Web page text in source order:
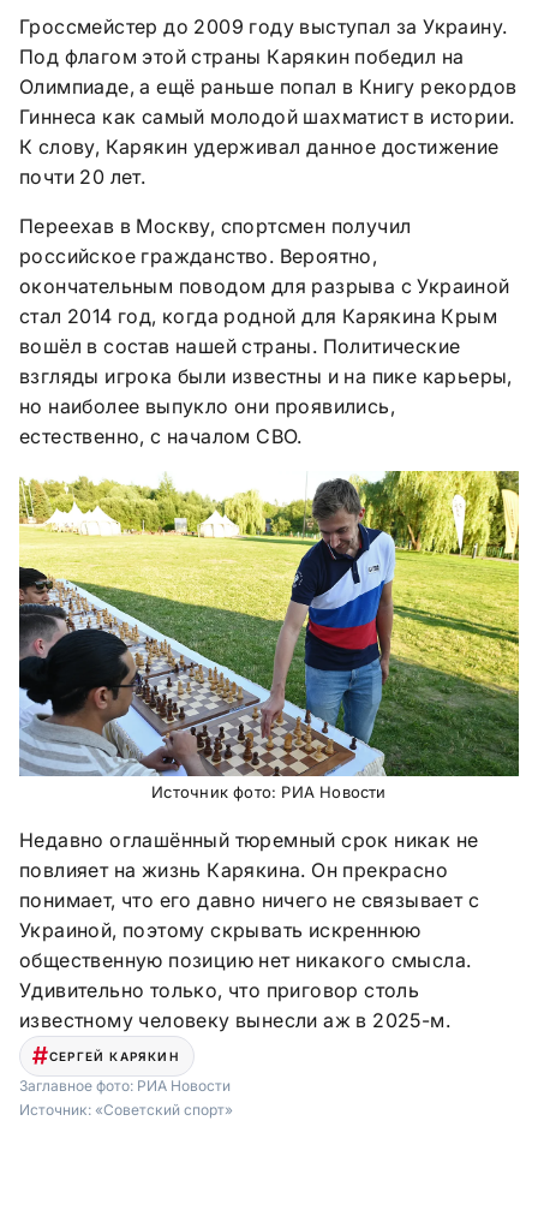
Гроссмейстер до 2009 году выступал за Украину.
Под флагом этой страны Карякин победил на
Олимпиаде, а ещё раньше попал в Книгу рекордов
Гиннеса как самый молодой шахматист в истории.
К слову, Карякин удерживал данное достижение
почти 20 лет.
Переехав в Москву, спортсмен получил
российское гражданство. Вероятно,
окончательным поводом для разрыва с Украиной
стал 2014 год, когда родной для Карякина Крым
вошёл в состав нашей страны. Политические
взгляды игрока были известны и на пике карьеры,
но наиболее выпукло они проявились,
естественно, с началом СВО.
Источник фото: РИА Новости
Недавно оглашённый тюремный срок никак не
повлияет на жизнь Карякина. Он прекрасно
понимает, что его давно ничего не связывает с
Украиной, поэтому скрывать искреннюю
общественную позицию нет никакого смысла.
Удивительно только, что приговор столь
известному человеку вынесли аж в 2025-м.
СЕРГЕЙ КАРЯКИН
Заглавное фото: РИА Новости
Источник: «Советский спорт»